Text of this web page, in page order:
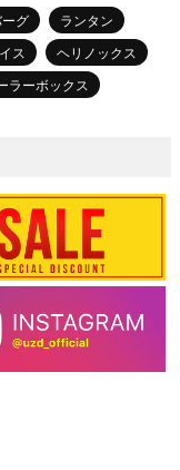
グ
ランタン
ス
ヘリノックス
ラーボックス